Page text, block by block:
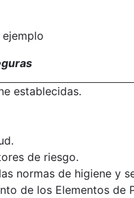
establecidas.
de riesgo.
normas de higiene y
de los Elementos de